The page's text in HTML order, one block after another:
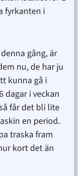
fyrkanten i
gång, är
nu, de har ju
kunna gå i
i veckan
får det bli lite
en period.
traska fram
kort det än